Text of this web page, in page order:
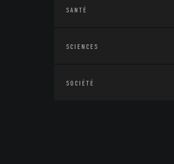
SANTÉ
SCIENCES
SOCIÉTÉ